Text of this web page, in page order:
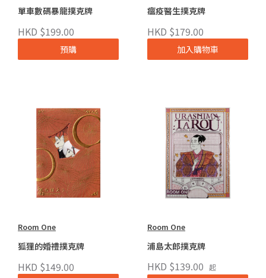
單車數碼暴龍撲克牌
HKD $199.00
預購
瘟疫醫生撲克牌
HKD $179.00
加入購物車
Room One
狐狸的婚禮撲克牌
HKD $149.00
Room One
浦島太郎撲克牌
HKD $139.00 起